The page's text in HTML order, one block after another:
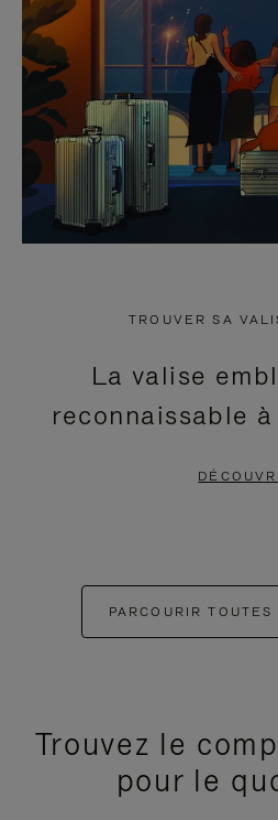
TROUVER SA
La valise
reconnaissable
PARCOURIR
Trouvez le
pour le